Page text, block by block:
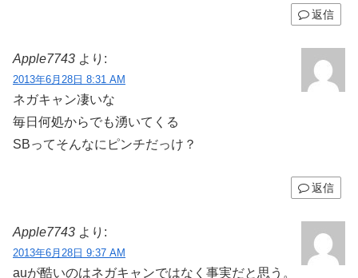
返信
Apple7743 より:
2013年6月28日 8:31 AM
ネガキャン凄いな
毎日何処からでも湧いてくる
SBってそんなにピンチだっけ？
返信
Apple7743 より:
2013年6月28日 9:37 AM
auが酷いのはネガキャンではなく事実だと思う。